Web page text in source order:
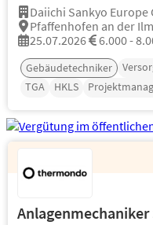
Daiichi Sankyo Europe
Pfaffenhofen an der
25.07.2026
6.000 -
Gebäudetechniker
TGA
HKLS